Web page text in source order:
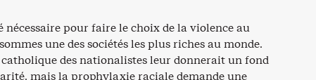
nécessaire pour faire le choix de la violence au
une des sociétés les plus riches au monde.
des nationalistes leur donnerait un fond
mais la prophylaxie raciale demande une